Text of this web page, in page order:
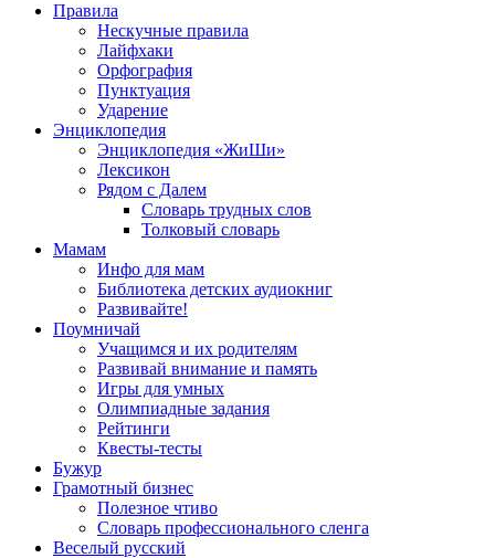
Правила
Нескучные правила
Лайфхаки
Орфография
Пунктуация
Ударение
Энциклопедия
Энциклопедия «ЖиШи»
Лексикон
Рядом с Далем
Словарь трудных слов
Толковый словарь
Мамам
Инфо для мам
Библиотека детских аудиокниг
Развивайте!
Поумничай
Учащимся и их родителям
Развивай внимание и память
Игры для умных
Олимпиадные задания
Рейтинги
Квесты-тесты
Бужур
Грамотный бизнес
Полезное чтиво
Словарь профессионального сленга
Веселый русский